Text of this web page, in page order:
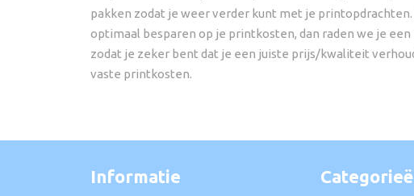
pakken zodat je weer verder kunt met je
optimaal besparen op je printkosten, dan raden we je
zodat je zeker bent dat je een juiste prijs/kwaliteit
vaste printkosten.
Informatie